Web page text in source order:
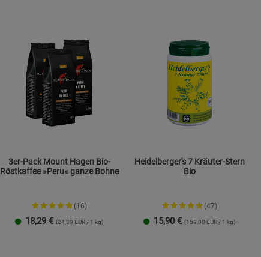
3er-Pack Mount Hagen Bio-
Röstkaffee »Peru« ganze Bohne
(16)
18,29 € (24,39 EUR / 1 kg)
Heidelberger's 7 Kräuter-Stern
Bio
(47)
15,90 € (159,00 EUR / 1 kg)
Marketing Cookies (3) Marketing
Beschreibung Marketing Cookies
Cookie-Informationen anzeigen
Datenschutzerklärung